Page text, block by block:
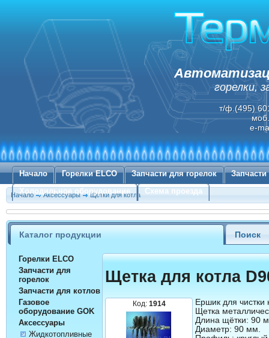
горелки,
т/ф.(495)
e-
Начало Горелки ELCO Запчасти для горелок
Холодильное оборудование
Схема проезда
Начало Аксессуары Щетки для котла
Каталог продукции Поиск
Горелки ELCO
Запчасти для
горелок
Запчасти для котлов
Газовое
оборудование GOK
Аксессуары
Жидкотопливные
Щетка для котла
Код: 1914
Ершик для чистки
Щетка
Длина щётки: 90
Диаметр: 90 мм.